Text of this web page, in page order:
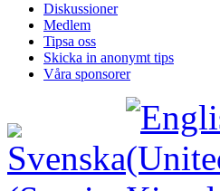
Diskussioner
Medlem
Tipsa oss
Skicka in anonymt tips
Våra sponsorer